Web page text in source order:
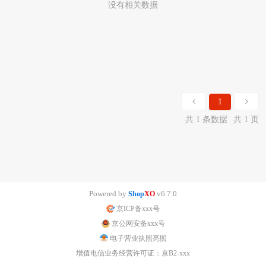
没有相关数据
1
共 1 条数据
共 1 页
Powered by ShopXO v6.7.0
京ICP备xxx号
京公网安备xxx号
电子营业执照亮照
增值电信业务经营许可证：京B2-xxx